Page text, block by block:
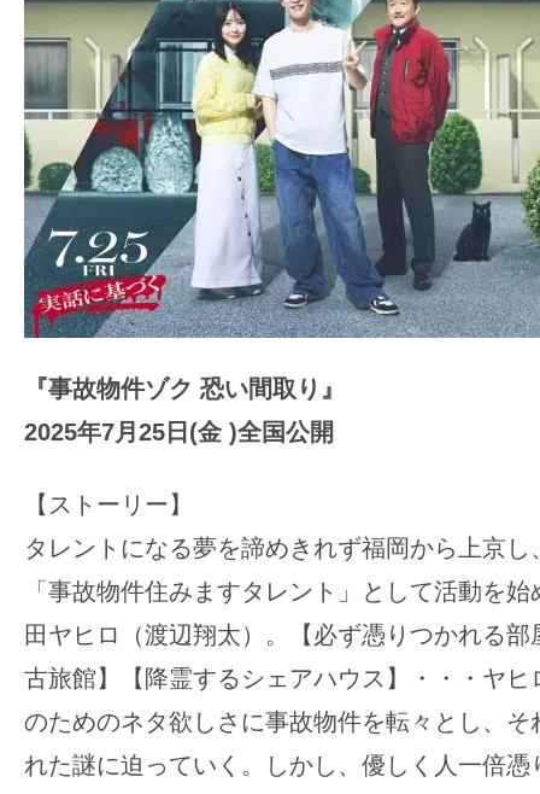
『事故物件ゾク 恐い間取り』
2025年7月25日(金 )全国公開
【ストーリー】
タレントになる夢を諦めきれず福岡から上京
「事故物件住みますタレント」として活動を
田ヤヒロ（渡辺翔太）。【必ず憑りつかれる
古旅館】【降霊するシェアハウス】・・・ヤヒ
のためのネタ欲しさに事故物件を転々とし、そ
れた謎に迫っていく。しかし、優しく人一倍